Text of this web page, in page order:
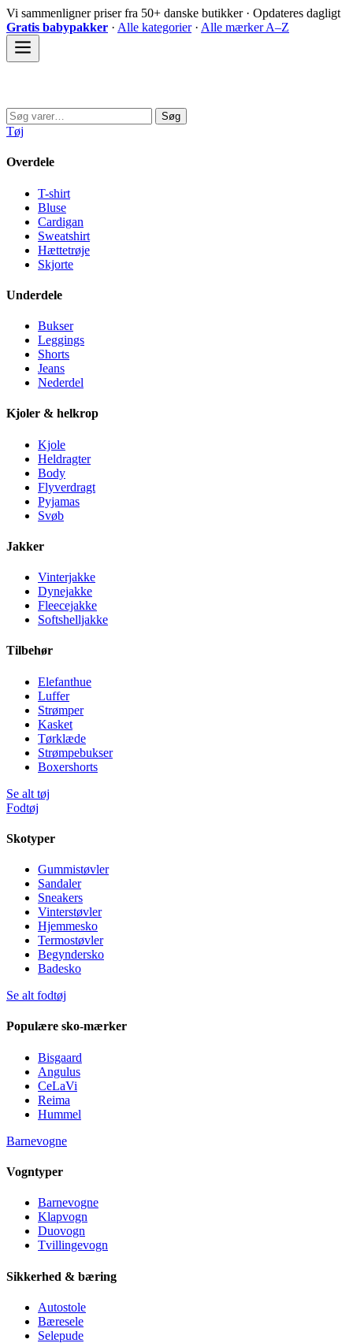
Spring
til
indhold
Vi sammenligner priser fra 50+ danske butikker · Opdateres dagligt
Gratis babypakker · Alle kategorier· Alle mærker A–Z
Søg
efter:
Søg
Tøj
Overdele
T-shirt
Bluse
Cardigan
Sweatshirt
Hættetrøje
Skjorte
Underdele
Bukser
Leggings
Shorts
Jeans
Nederdel
Kjoler & helkrop
Kjole
Heldragter
Body
Flyverdragt
Pyjamas
Svøb
Jakker
Vinterjakke
Dynejakke
Fleecejakke
Softshelljakke
Tilbehør
Elefanthue
Luffer
Strømper
Kasket
Tørklæde
Strømpebukser
Boxershorts
Se alt tøj
Fodtøj
Skotyper
Gummistøvler
Sandaler
Sneakers
Vinterstøvler
Hjemmesko
Termostøvler
Begyndersko
Badesko
Se alt fodtøj
Populære sko-mærker
Bisgaard
Angulus
CeLaVi
Reima
Hummel
Barnevogne
Vogntyper
Barnevogne
Klapvogn
Duovogn
Tvillingevogn
Sikkerhed & bæring
Autostole
Bæresele
Selepude